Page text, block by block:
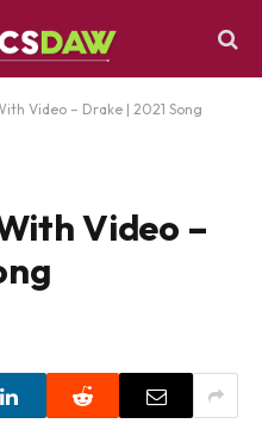
Video – Drake | 2021 Song
Video –